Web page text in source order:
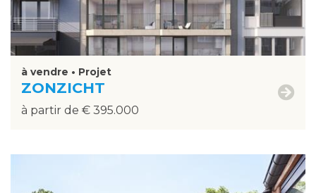
à vendre • Projet
ZONZICHT
à partir de € 395.000